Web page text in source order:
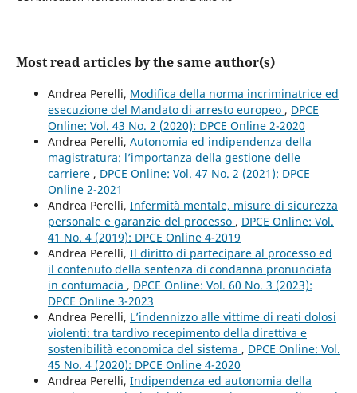
Most read articles by the same author(s)
Andrea Perelli, Modifica della norma incriminatrice ed
esecuzione del Mandato di arresto europeo , DPCE
Online: Vol. 43 No. 2 (2020): DPCE Online 2-2020
Andrea Perelli, Autonomia ed indipendenza della
magistratura: l’importanza della gestione delle
carriere , DPCE Online: Vol. 47 No. 2 (2021): DPCE
Online 2-2021
Andrea Perelli, Infermità mentale, misure di sicurezza
personale e garanzie del processo , DPCE Online: Vol.
41 No. 4 (2019): DPCE Online 4-2019
Andrea Perelli, Il diritto di partecipare al processo ed
il contenuto della sentenza di condanna pronunciata
in contumacia , DPCE Online: Vol. 60 No. 3 (2023):
DPCE Online 3-2023
Andrea Perelli, L’indennizzo alle vittime di reati dolosi
violenti: tra tardivo recepimento della direttiva e
sostenibilità economica del sistema , DPCE Online: Vol.
45 No. 4 (2020): DPCE Online 4-2020
Andrea Perelli, Indipendenza ed autonomia della